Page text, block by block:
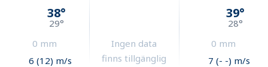
38°
29°
0 mm
6 (12) m/s
Ingen data
finns tillgänglig
39°
28°
0 mm
7 (- -) m/s